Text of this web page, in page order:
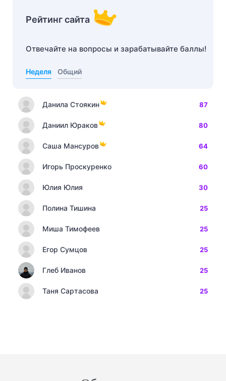
Рейтинг сайта
Отвечайте на вопросы и зарабатывайте баллы!
Неделя Общий
Данила Стоякин 87
Даниил Юраков 80
Саша Мансуров 64
Игорь Проскуренко 60
Юлия Юлия 30
Полина Тишина 25
Миша Тимофеев 25
Егор Сумцов 25
Глеб Иванов 25
Таня Сартасова 25